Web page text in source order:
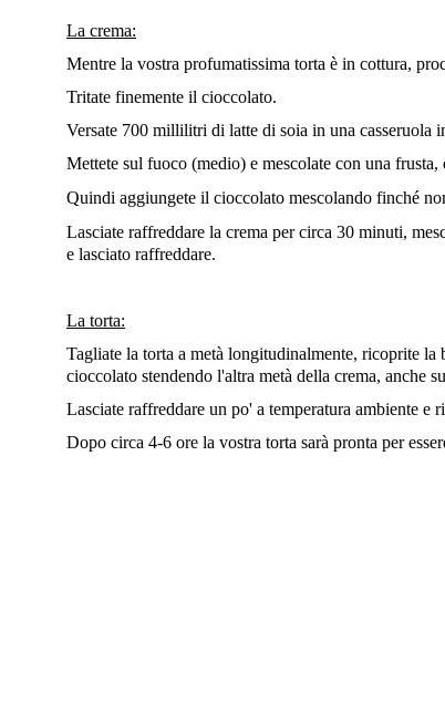
La crema:
Mentre la vostra profumatissima torta è in cottura,
Tritate finemente il cioccolato.
Versate 700 millilitri di latte di soia in una casseruola
Mettete sul fuoco (medio) e mescolate con una
Quindi aggiungete il cioccolato mescolando finché
Lasciate raffreddare la crema per circa 30 minuti,
e lasciato raffreddare.
La torta:
Tagliate la torta a metà longitudinalmente, ricoprite
cioccolato stendendo l'altra metà della crema, anche
Lasciate raffreddare un po' a temperatura ambiente e
Dopo circa 4-6 ore la vostra torta sarà pronta per